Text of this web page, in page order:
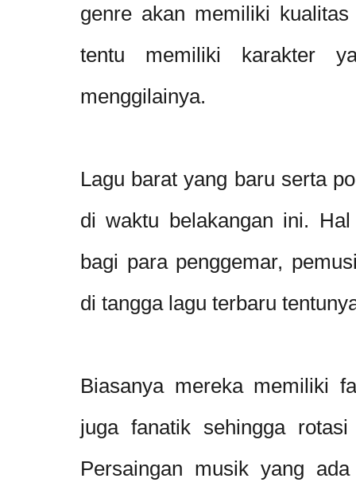
genre akan memiliki
tentu memiliki karakter
menggilainya.
Lagu barat yang baru serta
di waktu belakangan ini.
bagi para penggemar,
di tangga lagu terbaru
Biasanya mereka memiliki
juga fanatik sehingga
Persaingan musik yang